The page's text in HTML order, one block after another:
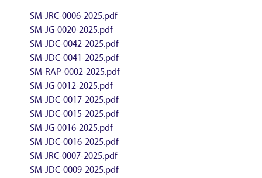
SM-JRC-0006-2025.pdf
SM-JG-0020-2025.pdf
SM-JDC-0042-2025.pdf
SM-JDC-0041-2025.pdf
SM-RAP-0002-2025.pdf
SM-JG-0012-2025.pdf
SM-JDC-0017-2025.pdf
SM-JDC-0015-2025.pdf
SM-JG-0016-2025.pdf
SM-JDC-0016-2025.pdf
SM-JRC-0007-2025.pdf
SM-JDC-0009-2025.pdf